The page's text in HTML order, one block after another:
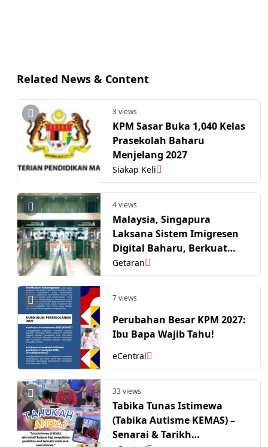
Related News & Content
3 views
KPM Sasar Buka 1,040 Kelas
Prasekolah Baharu
Menjelang 2027
Siakap Keli
4 views
Malaysia, Singapura
Laksana Sistem Imigresen
Digital Baharu, Berkuat
Kuasa Januari 2027
Getaran
7 views
Perubahan Besar KPM 2027:
Ibu Bapa Wajib Tahu!
eCentral
33 views
Tabika Tunas Istimewa
(Tabika Autisme KEMAS) –
Senarai & Tarikh